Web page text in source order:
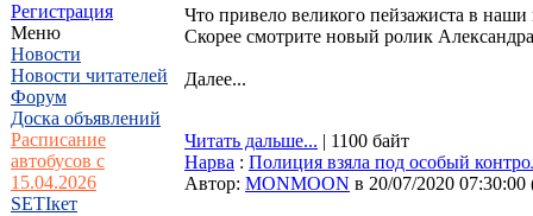
Регистрация
Меню
Новости
Новости читателей
Форум
Доска объявлений
Расписание
автобусов с
15.04.2026
SETIкет
Что привело великого пейзажиста в
Скорее смотрите новый ролик
Далее...
Читать дальше... | 1100 байт
Нарва : Полиция взяла под особый
Автор: MONMOON в 20/07/2020 07:30:00